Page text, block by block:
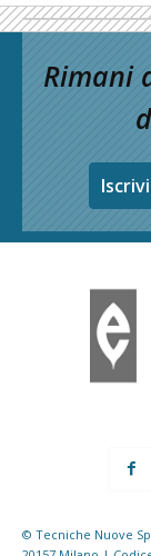
Rimani
© Tecniche Nuove